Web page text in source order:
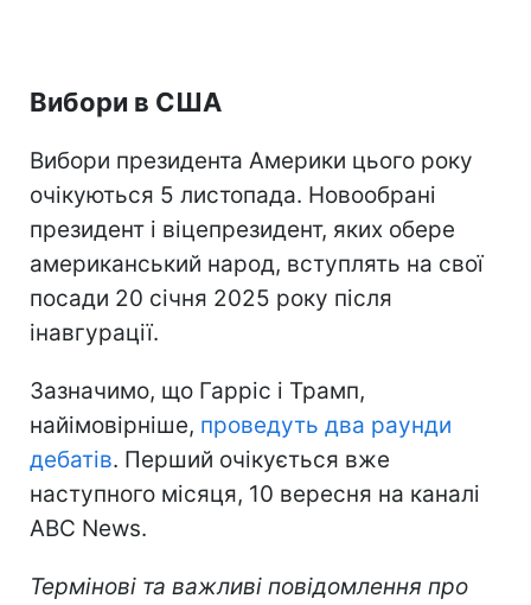
Вибори в США
Вибори президента Америки цього року
очікуються 5 листопада. Новообрані
президент і віцепрезидент, яких обере
американський народ, вступлять на свої
посади 20 січня 2025 року після
інавгурації.
Зазначимо, що Гарріс і Трамп,
найімовірніше, проведуть два раунди
дебатів. Перший очікується вже
наступного місяця, 10 вересня на каналі
ABC News.
Термінові та важливі повідомлення про